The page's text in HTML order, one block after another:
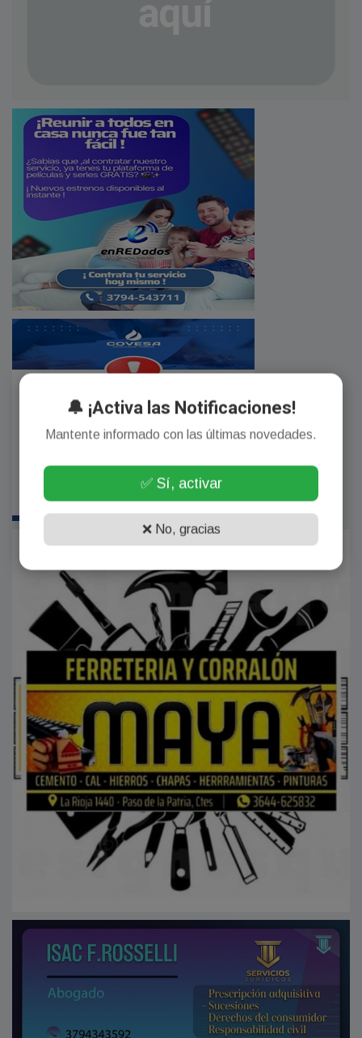
🔔 ¡Activa las Notificaciones!
Mantente informado con las últimas novedades.
✅ Sí, activar
❌ No, gracias